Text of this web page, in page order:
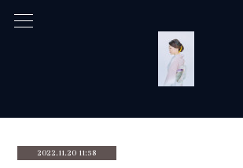
2022.11.20 11:58